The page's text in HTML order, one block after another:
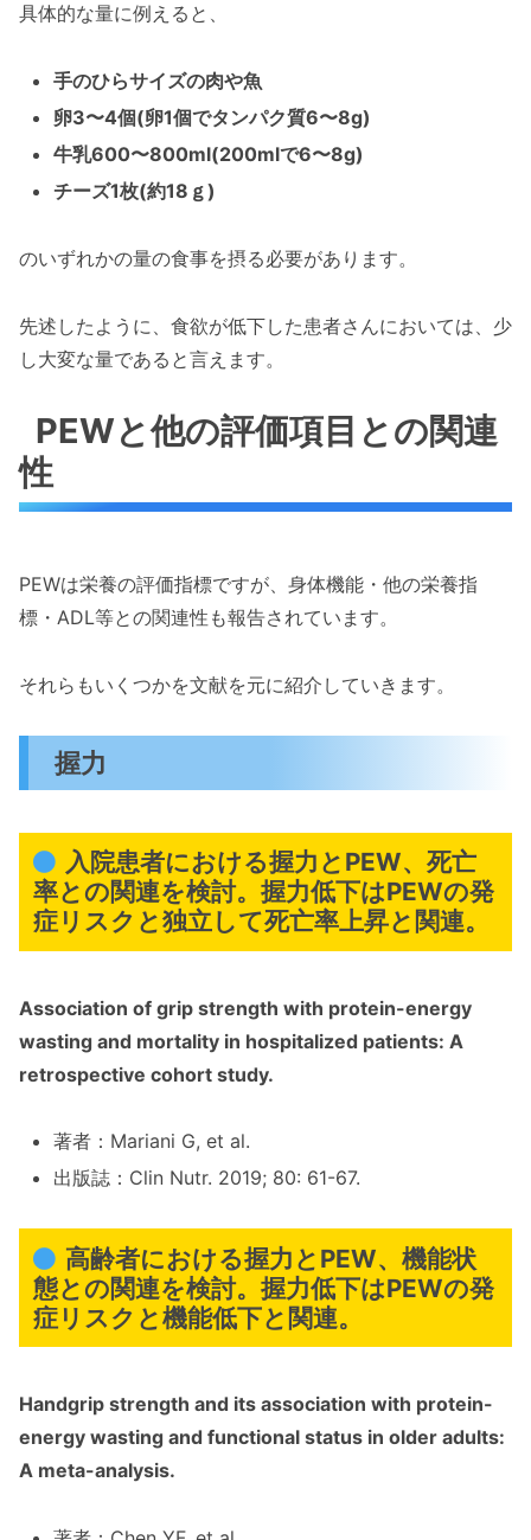
具体的な量に例えると、
手のひらサイズの肉や魚
卵3〜4個(卵1個でタンパク質6〜8g)
牛乳600〜800ml(200mlで6〜8g)
チーズ1枚(約18ｇ)
のいずれかの量の食事を摂る必要があります。
先述したように、食欲が低下した患者さんにおいては、少
し大変な量であると言えます。
PEWと他の評価項目との関連
性
PEWは栄養の評価指標ですが、身体機能・他の栄養指
標・ADL等との関連性も報告されています。
それらもいくつかを文献を元に紹介していきます。
握力
入院患者における握力とPEW、死亡
率との関連を検討。握力低下はPEWの発
症リスクと独立して死亡率上昇と関連。
Association of grip strength with protein-energy
wasting and mortality in hospitalized patients: A
retrospective cohort study.
著者：Mariani G, et al.
出版誌：Clin Nutr. 2019; 80: 61-67.
高齢者における握力とPEW、機能状
態との関連を検討。握力低下はPEWの発
症リスクと機能低下と関連。
Handgrip strength and its association with protein-
energy wasting and functional status in older adults:
A meta-analysis.